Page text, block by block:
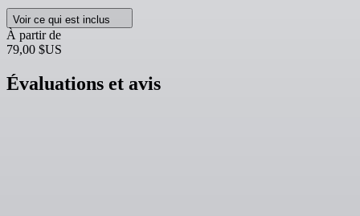
Voir ce qui est inclus
À partir de
79,00 $US
Évaluations et avis